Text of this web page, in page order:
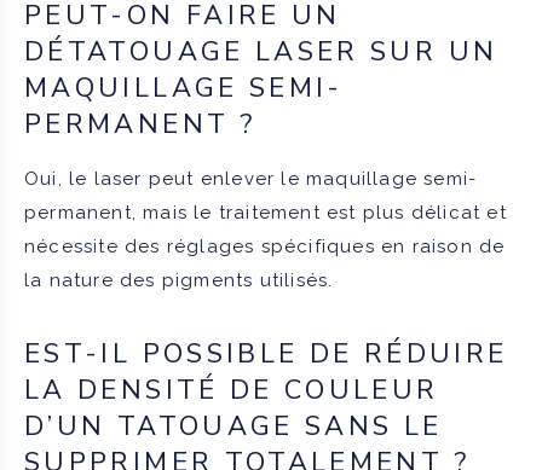
PEUT-ON FAIRE UN
DÉTATOUAGE LASER SUR UN
MAQUILLAGE SEMI-
PERMANENT ?
Oui, le laser peut enlever le maquillage semi-
permanent, mais le traitement est plus délicat et
nécessite des réglages spécifiques en raison de
la nature des pigments utilisés.
EST-IL POSSIBLE DE RÉDUIRE
LA DENSITÉ DE COULEUR
D’UN TATOUAGE SANS LE
SUPPRIMER TOTALEMENT ?